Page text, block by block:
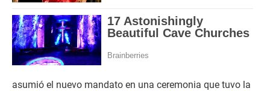
asumió el nuevo mandato en una ceremonia que tuvo la